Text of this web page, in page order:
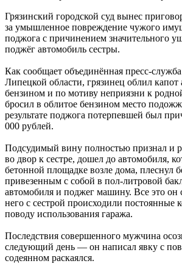
Грязинский городской суд вынес
за умышленное повреждение чужого
поджога с причинением значительного
поджёг автомобиль сестры.
Как сообщает объединённая пресс-
Липецкой области, грязинец облил капот
бензином и по мотиву неприязни к
бросил в облитое бензином место
результате поджога потерпевшей был
000 рублей.
Подсудимый вину полностью признал и
во двор к сестре, дошел до автомобиля,
бетонной площадке возле дома, плеснул
привезенным с собой в пол-литровой
автомобиля и поджег машину. Все это он
него с сестрой происходили постоянные
поводу использования гаража.
Последствия совершенного мужчина
следующий день — он написал явку с
содеянном раскаялся.